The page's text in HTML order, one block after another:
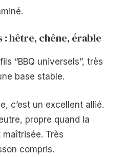
: hêtre, chêne, érable
“BBQ universels”, très
base stable.
c’est un excellent allié.
propre quand la
Très
compris.